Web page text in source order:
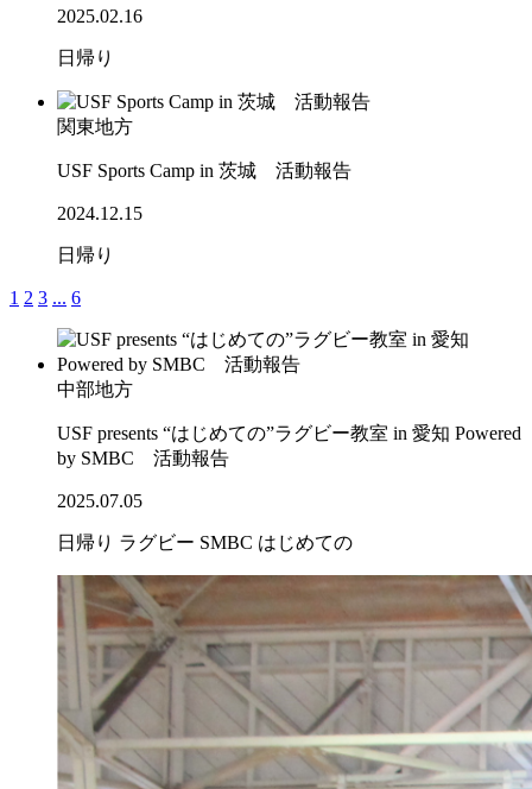
2025.02.16
日帰り
関東地方
USF Sports Camp in 茨城 活動報告
2024.12.15
日帰り
1 2 3 ... 6
中部地方
USF presents “はじめての”ラグビー教室 in 愛知 Powered
by SMBC 活動報告
2025.07.05
日帰り ラグビー SMBC はじめての